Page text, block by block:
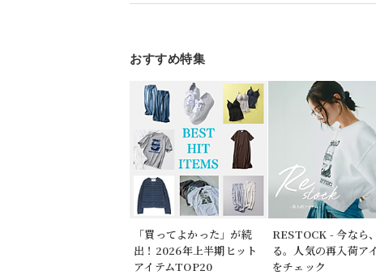
おすすめ特集
「買ってよかった」が続
出！2026年上半期ヒット
アイテムTOP20
RESTOCK - 今なら
る。人気の再入荷ア
をチェック